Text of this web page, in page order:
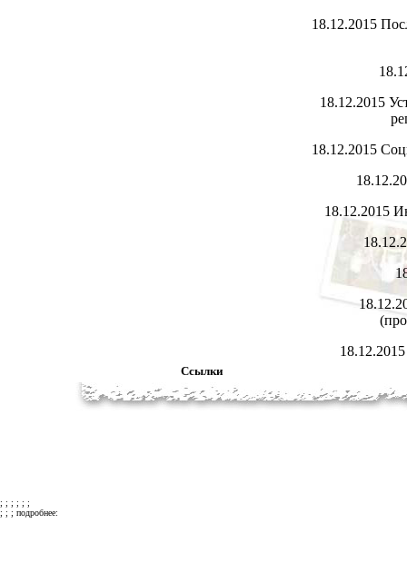
18.12.2015
18.12.2015
18.12.2015
18.12.2015
Ссылки
; ; ; ; ; ;
; ; ; подробнее: